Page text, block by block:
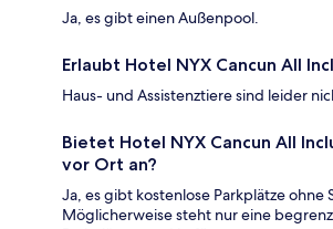
Ja, es gibt einen Außenpool.
Erlaubt Hotel NYX Cancun All
Haus- und Assistenztiere sind leider
Bietet Hotel NYX Cancun All
vor Ort an?
Ja, es gibt kostenlose Parkplätze ohne
Möglicherweise steht nur eine